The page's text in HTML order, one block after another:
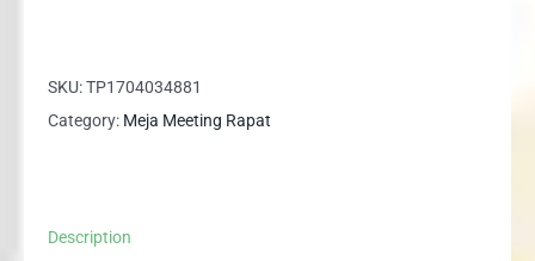
Meja
Meeting
Oval
SKU:TP1704034881
Category: Meja Meeting Rapat
Description